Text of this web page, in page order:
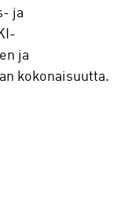
ja
ja
kokonaisuutta.